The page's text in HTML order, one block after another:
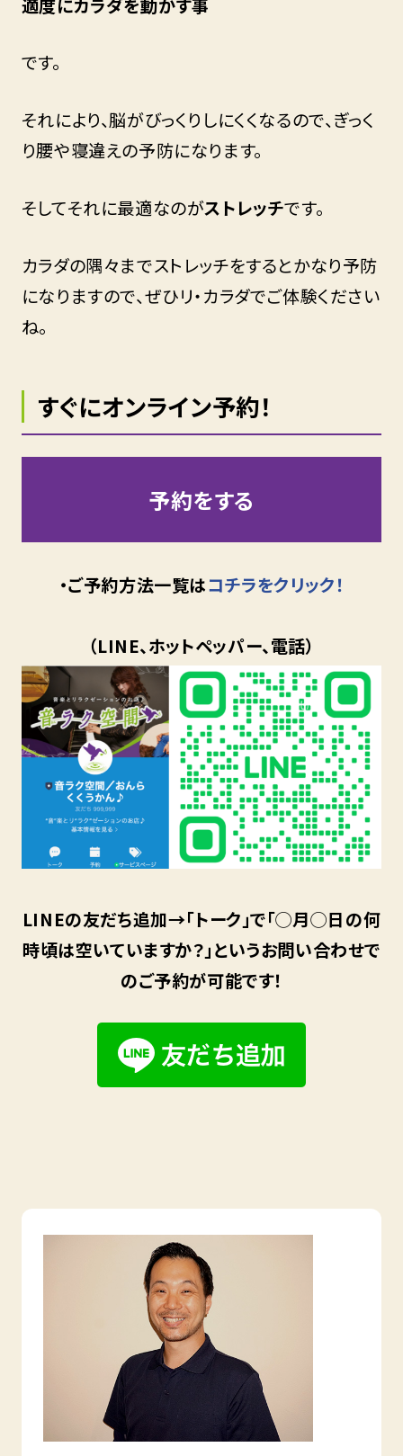
です。
それにより、脳がびっくりしにくくなるので、ぎっく
り腰や寝違えの予防になります。
そしてそれに最適なのがストレッチです。
カラダの隅々までストレッチをするとかなり予防
になりますので、ぜひリ・カラダでご体験ください
ね。
すぐにオンライン予約！
予約をする
・ご予約方法一覧はコチラをクリック！
（LINE、ホットペッパー、電話）
LINEの友だち追加→「トーク」で「◯月◯日の何
時頃は空いていますか？」というお問い合わせで
のご予約が可能です！